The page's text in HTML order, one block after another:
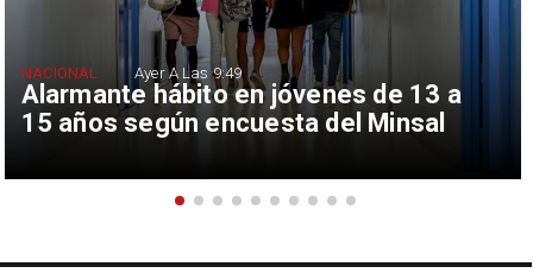
Alarmante hábito en jóvenes de 13 a
15 años según encuesta del Minsal
NACIONAL Ayer A Las 9:49